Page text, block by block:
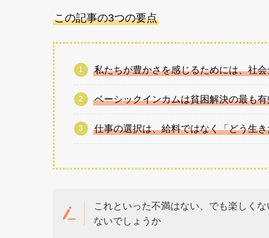
この記事の3つの要点
私たちが豊かさを感じるためには、社
ベーシックインカムは貧困解決の最も
仕事の選択は、給料ではなく「どう生
これといった不満はない、でも楽しく
ないでしょうか